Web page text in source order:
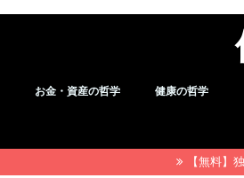
お金・資産の哲学 健康の哲学
【無料】